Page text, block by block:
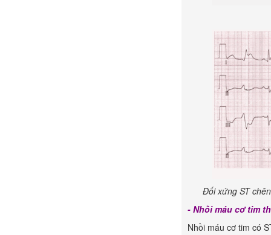
Đối xứng ST
- Nhồi máu cơ tim
Nhồi máu cơ tim có